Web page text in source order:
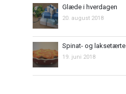
Glæde i hverdagen
20. august 2018
Spinat- og laksetærte
19. juni 2018